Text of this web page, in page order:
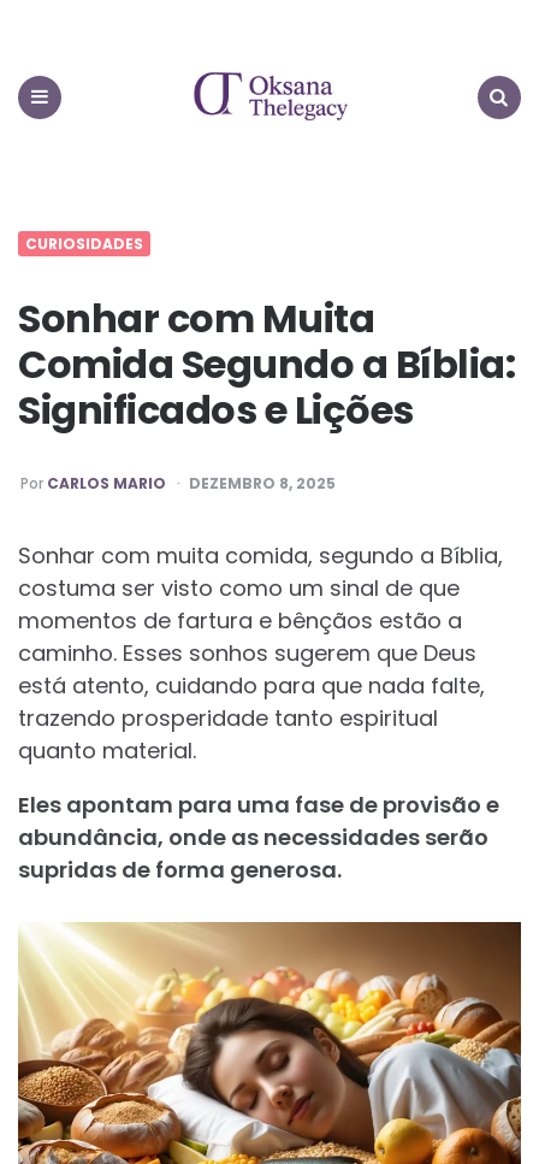
CURIOSIDADES
Sonhar com Muita
Comida Segundo a Bíblia:
Significados e Lições
PUBLICADO
POR
Por CARLOS MARIO DEZEMBRO 8, 2025
Sonhar com muita comida, segundo a Bíblia,
costuma ser visto como um sinal de que
momentos de fartura e bênçãos estão a
caminho. Esses sonhos sugerem que Deus
está atento, cuidando para que nada falte,
trazendo prosperidade tanto espiritual
quanto material.
Eles apontam para uma fase de provisão e
abundância, onde as necessidades serão
supridas de forma generosa.